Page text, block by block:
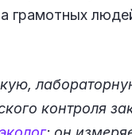
грамотных
контроля